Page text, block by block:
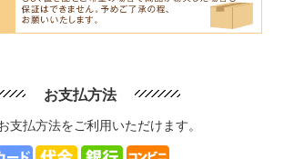
お支払方法
支払方法をご利用いただけます。